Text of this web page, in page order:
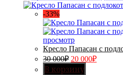
-33%
просмотр
Кресло Папасан с
30 000₽ 20 000₽
В корзину